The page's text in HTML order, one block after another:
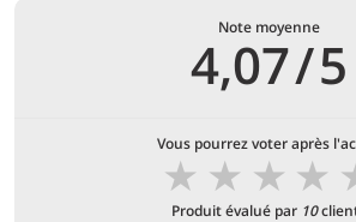
Note moyenne
4,07/5
Vous pourrez voter après
★
★
★
★
Produit évalué par 10